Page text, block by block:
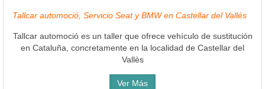
Tallcar automoció, Servicio Seat y BMW en Castellar del Vallés
Tallcar automoció es un taller que ofrece vehículo de sustitución
en Cataluña, concretamente en la localidad de Castellar del
Vallès
Ver Más